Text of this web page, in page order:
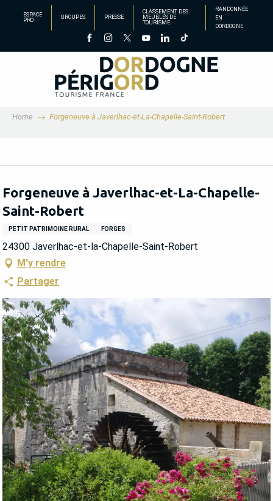
principal
ESPACE
PRO
GROUPES PRESSE
CLASSEMENT DES
MEUBLÉS DE
TOURISME
RANDONNÉE
EN
DORDOGNE
Home Forgeneuve à Javerlhac-et-La-Chapelle-Saint-Robert
Forgeneuve à Javerlhac-et-La-Chapelle-
Saint-Robert
PETIT PATRIMOINE RURAL FORGES
24300 Javerlhac-et-la-Chapelle-Saint-Robert
M'y rendre
Partager